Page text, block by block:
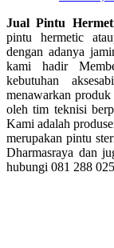
Jual Pintu
pintu hermetic
dengan adanya
kami hadir
kebutuhan
menawarkan
oleh tim teknisi
Kami adalah
merupakan pintu
Dharmasraya dan
hubungi 081 288